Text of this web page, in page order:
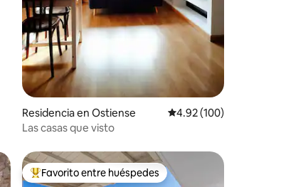
Residencia en Ostiense Calificación promedio:
4.92 (100)
Las casas que visto
De los mejores en Favorito entre huéspedes
Favorito entre huéspedes